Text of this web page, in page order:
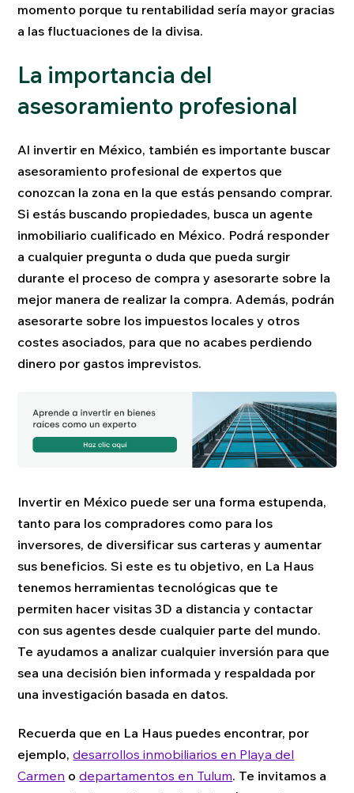
momento porque tu rentabilidad sería mayor gracias
a las fluctuaciones de la divisa.
La importancia del
asesoramiento profesional
Al invertir en México, también es importante buscar
asesoramiento profesional de expertos que
conozcan la zona en la que estás pensando comprar.
Si estás buscando propiedades, busca un agente
inmobiliario cualificado en México. Podrá responder
a cualquier pregunta o duda que pueda surgir
durante el proceso de compra y asesorarte sobre la
mejor manera de realizar la compra. Además, podrán
asesorarte sobre los impuestos locales y otros
costes asociados, para que no acabes perdiendo
dinero por gastos imprevistos.
Invertir en México puede ser una forma estupenda,
tanto para los compradores como para los
inversores, de diversificar sus carteras y aumentar
sus beneficios. Si este es tu objetivo, en La Haus
tenemos herramientas tecnológicas que te
permiten hacer visitas 3D a distancia y contactar
con sus agentes desde cualquier parte del mundo.
Te ayudamos a analizar cualquier inversión para que
sea una decisión bien informada y respaldada por
una investigación basada en datos.
Recuerda que en La Haus puedes encontrar, por
ejemplo, desarrollos inmobiliarios en Playa del
Carmen o departamentos en Tulum. Te invitamos a